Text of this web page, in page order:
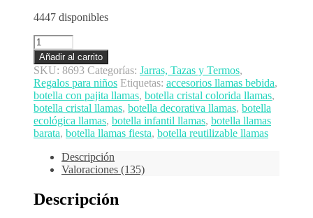
4447 disponibles
BOTELLA
CRISTAL
LLAMAS
cantidad
Añadir al carrito
SKU: 8693 Categorías: Jarras, Tazas y Termos,
Regalos para niños Etiquetas: accesorios llamas bebida,
botella con pajita llamas, botella cristal colorida llamas,
botella cristal llamas, botella decorativa llamas, botella
ecológica llamas, botella infantil llamas, botella llamas
barata, botella llamas fiesta, botella reutilizable llamas
Descripción
Valoraciones (135)
Descripción